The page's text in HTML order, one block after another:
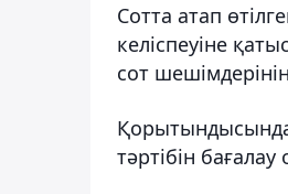
Сотта атап
келіспеуіне
сот
Қорытындысында
тәртібін